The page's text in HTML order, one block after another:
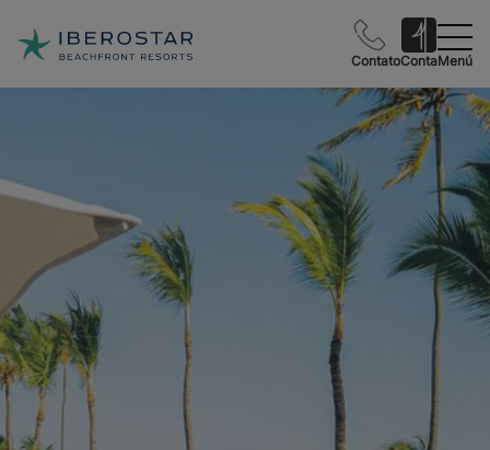
ContatoContaMenú